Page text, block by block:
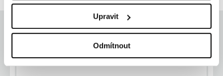
Upravit
Odmítnout
Aktuálně